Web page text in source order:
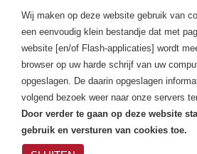
CONTACT
Contactformulier
Laurens Internationaal
Privacyverklaring
Wij maken op deze website gebruik van
een eenvoudig klein bestandje dat met
website [en/of Flash-applicaties] wordt
browser op uw harde schrijf van uw
opgeslagen. De daarin opgeslagen
volgend bezoek weer naar onze servers
Door verder te gaan op deze website
gebruik en versturen van cookies toe.